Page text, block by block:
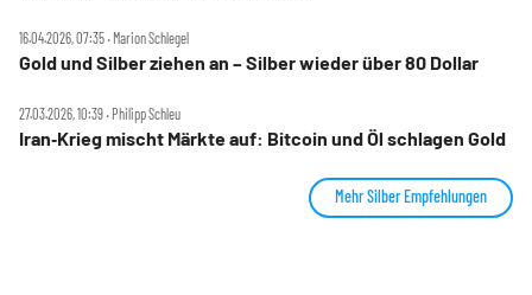
16.04.2026, 07:35 ‧ Marion Schlegel
Gold und Silber ziehen an – Silber wieder über 80 Dollar
27.03.2026, 10:39 ‧ Philipp Schleu
Iran‑Krieg mischt Märkte auf: Bitcoin und Öl schlagen Gold
Mehr Silber Empfehlungen